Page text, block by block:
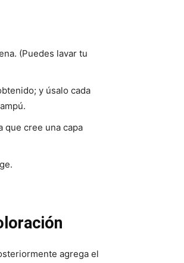
(Puedes lavar tu
y úsalo cada
que cree una capa
agrega el